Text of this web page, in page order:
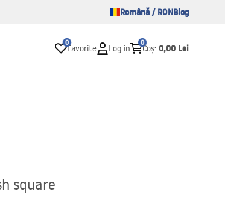
Română / RONBlog
0
Favorite Log in
0
Coș: 0,00 Lei
square